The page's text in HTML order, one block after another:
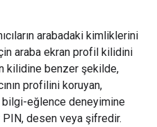
arabadaki kimliklerini
araba ekran profil kilidini
kilidine benzer şekilde,
profilini koruyan,
eğlence deneyimine
desen veya şifredir.